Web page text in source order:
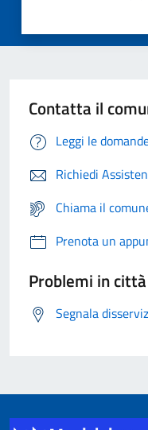
Contatta il
Leggi le
Richiedi
Chiama il
Prenota un
Problemi in città
Segnala